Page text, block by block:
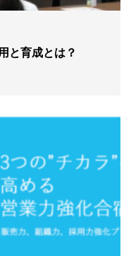
と育成とは？